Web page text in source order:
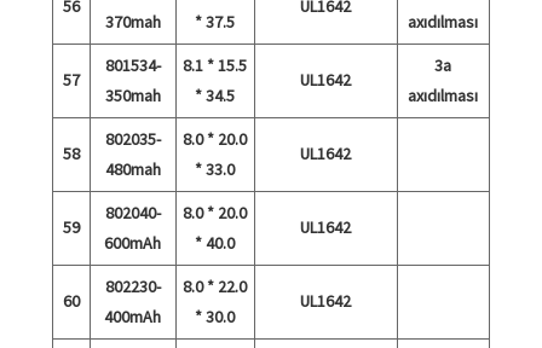
56
370mah
* 37.5
UL1642
axıdılması
57
801534-
350mah
8.1 * 15.5
* 34.5
UL1642
3a
axıdılması
58
802035-
480mah
8.0 * 20.0
* 33.0
UL1642
59
802040-
600mAh
8.0 * 20.0
* 40.0
UL1642
60
802230-
400mAh
8.0 * 22.0
* 30.0
UL1642